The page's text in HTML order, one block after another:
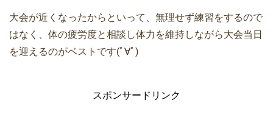
大会が近くなったからといって、無理せず練習をするので
はなく、体の疲労度と相談し体力を維持しながら大会当日
を迎えるのがベストです(ﾟ∀ﾟ)
スポンサードリンク